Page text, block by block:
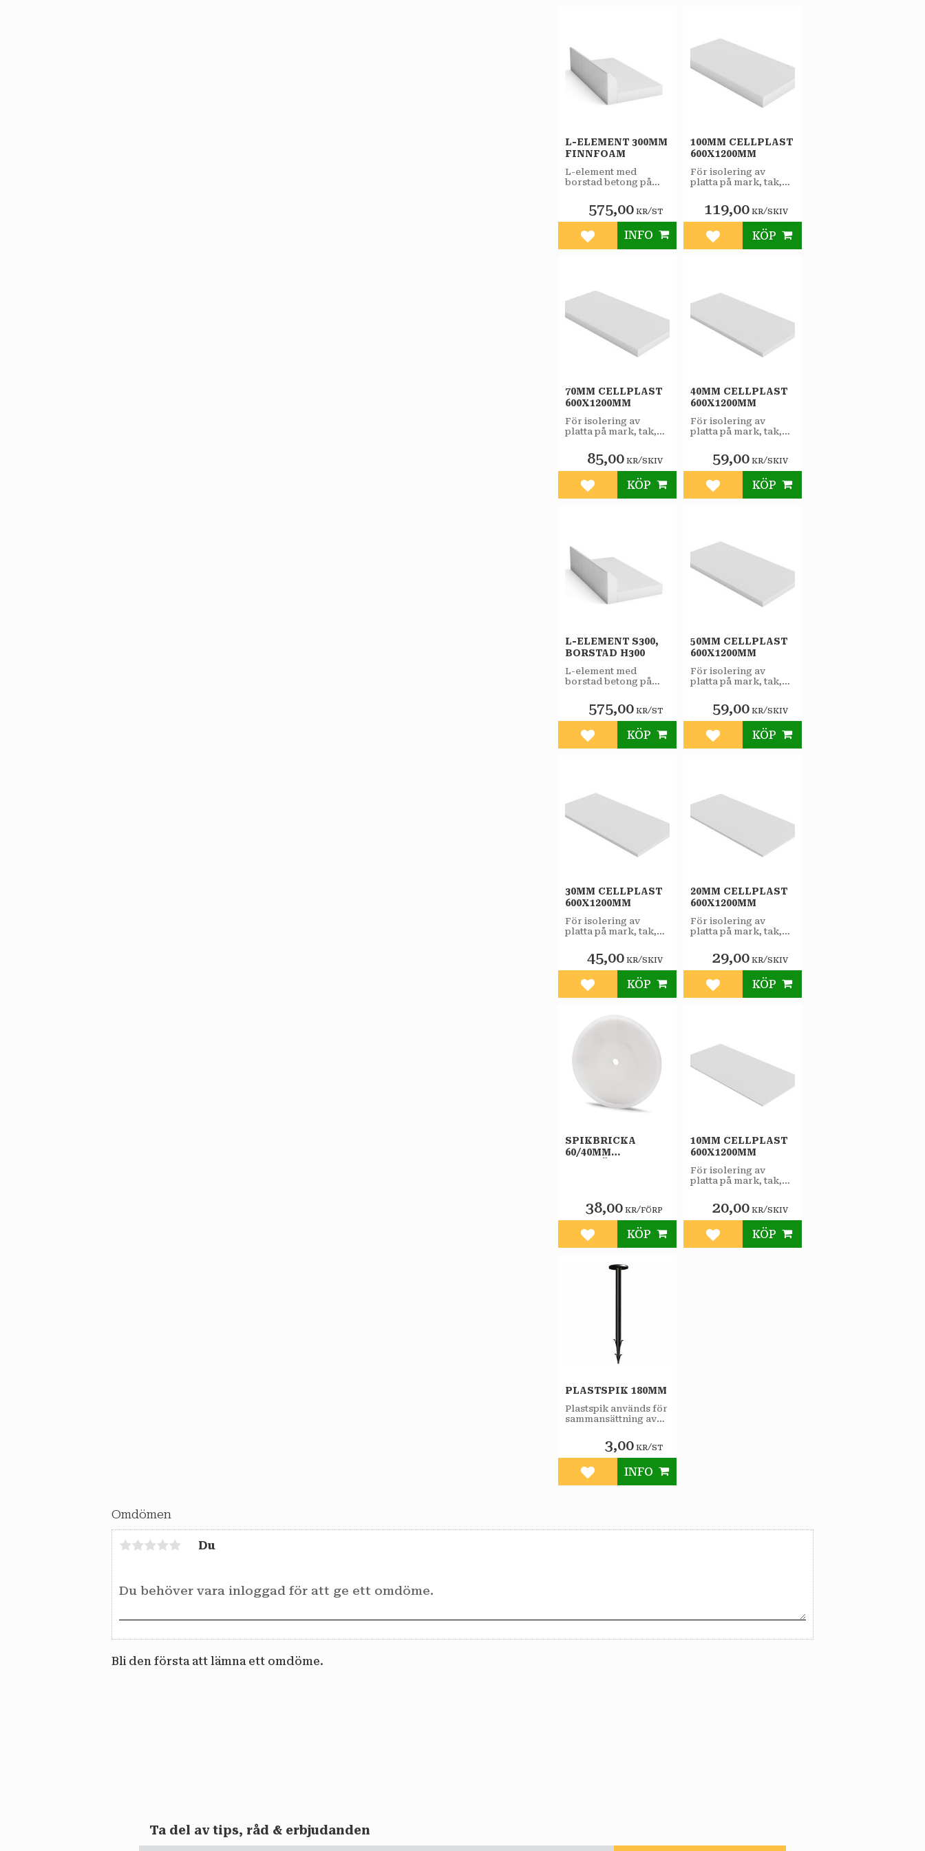
Omdömen
Du
Bli den första att lämna ett omdöme.
L-ELEMENT 300MM
FINNFOAM
L-element med
borstad betong på
grunder till t.ex.
villor, kontor och
industribyggnader.
575,00KR/ST
Lägg till i favoriter
INFO
100MM CELLPLAST
600X1200MM
För isolering av
platta på mark, tak,
119,00KR/SKIV
Lägg till i favoriter
KÖP
70MM CELLPLAST
600X1200MM
För isolering av
platta på mark, tak,
lättfyllnad.
85,00KR/SKIV
Lägg till i favoriter
KÖP
40MM CELLPLAST
600X1200MM
För isolering av
platta på mark, tak,
lättfyllnad.
59,00KR/SKIV
Lägg till i favoriter
KÖP
L-ELEMENT S300,
BORSTAD H300
L-element med
borstad betong på
grunder till t.ex.
villor, kontor och
industribyggnader.
575,00KR/ST
Lägg till i favoriter
KÖP
50MM CELLPLAST
600X1200MM
För isolering av
platta på mark, tak,
59,00KR/SKIV
Lägg till i favoriter
KÖP
30MM CELLPLAST
600X1200MM
För isolering av
platta på mark, tak,
lättfyllnad.
45,00KR/SKIV
Lägg till i favoriter
KÖP
20MM CELLPLAST
600X1200MM
För isolering av
platta på mark, tak,
lättfyllnad.
29,00KR/SKIV
Lägg till i favoriter
KÖP
SPIKBRICKA
60/40MM
38,00KR/FÖRP
Lägg till i favoriter
KÖP
10MM CELLPLAST
600X1200MM
För isolering av
platta på mark, tak,
lättfyllnad.
20,00KR/SKIV
Lägg till i favoriter
KÖP
PLASTSPIK 180MM
Plastspik används för
sammansättning av
3,00KR/ST
Lägg till i favoriter
INFO
Ta del av tips, råd & erbjudanden